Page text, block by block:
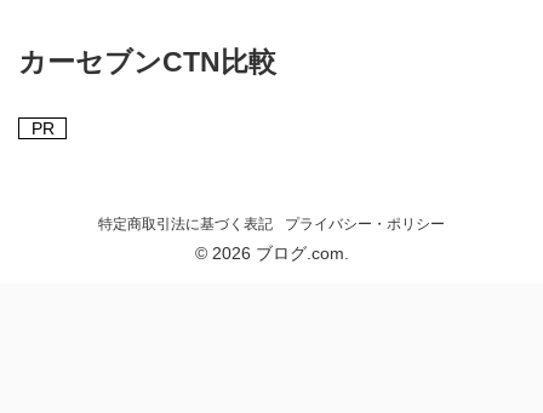
カーセブンCTN比較
PR
特定商取引法に基づく表記 プライバシー・ポリシー
© 2026 ブログ.com.